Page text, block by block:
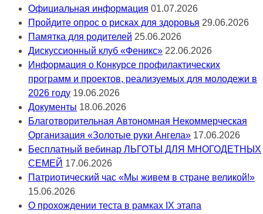
Официальная информация 01.07.2026
Пройдите опрос о рисках для здоровья 29.06.2026
Памятка для родителей 25.06.2026
Дискуссионный клуб «Феникс» 22.06.2026
Информация о Конкурсе профилактических
программ и проектов, реализуемых для молодежи в
2026 году 19.06.2026
Документы 18.06.2026
Благотворительная Автономная Некоммерческая
Организация «Золотые руки Ангела» 17.06.2026
Бесплатный вебинар ЛЬГОТЫ ДЛЯ МНОГОДЕТНЫХ
СЕМЕЙ 17.06.2026
Патриотический час «Мы живем в стране великой!»
15.06.2026
О прохождении теста в рамках IX этапа